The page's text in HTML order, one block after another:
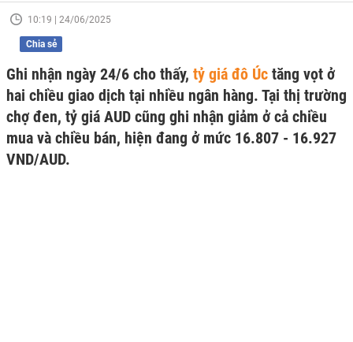
10:19 | 24/06/2025
Chia sẻ
Ghi nhận ngày 24/6 cho thấy, tỷ giá đô Úc tăng vọt ở
hai chiều giao dịch tại nhiều ngân hàng. Tại thị trường
chợ đen, tỷ giá AUD cũng ghi nhận giảm ở cả chiều
mua và chiều bán, hiện đang ở mức 16.807 - 16.927
VND/AUD.